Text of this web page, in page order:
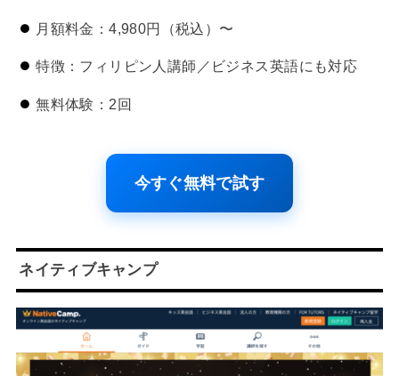
月額料金：4,980円（税込）〜
特徴：フィリピン人講師／ビジネス英語にも対応
無料体験：2回
今すぐ無料で試す
ネイティブキャンプ